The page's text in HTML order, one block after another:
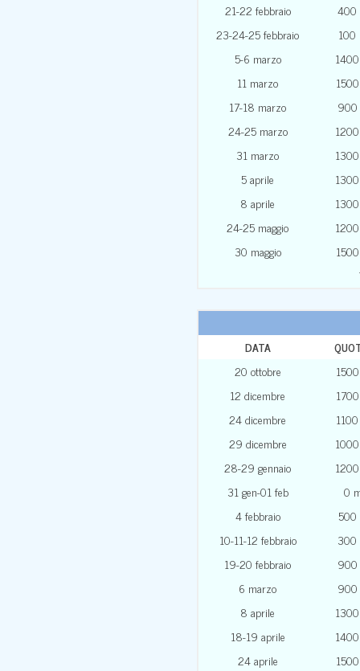
21-22 febbraio
400
23-24-25 febbraio
100
5-6 marzo
11 marzo
17-18 marzo
24-25 marzo
31 marzo
5 aprile
8 aprile
24-25 maggio
30 maggio
DATA
20 ottobre
12 dicembre
24 dicembre
29 dicembre
28-29 gennaio
31 gen-01 feb
0
4 febbraio
500
10-11-12 febbraio
300
19-20 febbraio
6 marzo
8 aprile
18-19 aprile
24 aprile